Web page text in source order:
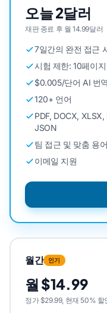
오늘 2달러
재판 종료 후 월 14.99달러
7일간의 완전 접근
시험 제한: 10페이
$0.005/단어 AI 번역
120+ 언어
PDF, DOCX,
JSON
팀 접근 및 맞춤 용
이메일 지원
월간 인기
월 $14.99
정가 $29.99, 현재 50% 할